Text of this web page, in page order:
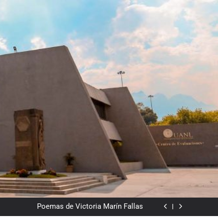
Del valor en la literatura
entre Chile y la Unión Soviética. Año 1973
(clasificatorios al mundial Alemania 1974)
Poemas de Victoria Marín Fallas
Las horas